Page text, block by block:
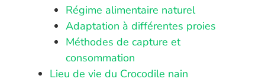
Régime alimentaire naturel
Adaptation à différentes proies
Méthodes de capture et
consommation
Lieu de vie du Crocodile nain